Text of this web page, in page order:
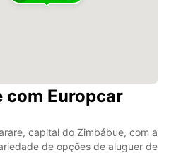
com Europcar
capital do Zimbábue, com a
de opções de aluguer de